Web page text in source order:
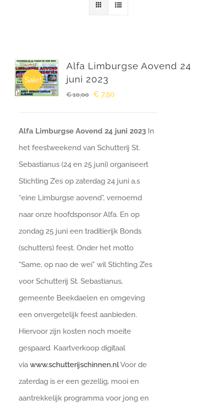
Sale!
Alfa Limburgse Aovend 24
juni 2023
€10,00
Oorspronkelijke
was:
€ 10,00.
€ 7,50Huidige
is:
€ 7,50.
Alfa Limburgse Aovend 24 juni 2023In
het feestweekend van Schutterij St.
Sebastianus (24 en 25 juni) organiseert
Stichting Z’es op zaterdag 24 juni a.s
“eine Limburgse aovend”, vernoemd
naar onze hoofdsponsor Alfa. En op
zondag 25 juni een traditierijk Bonds
(schutters) feest. Onder het motto
“Same, op nao de wei” wil Stichting Z’es
voor Schutterij St. Sebastianus,
gemeente Beekdaelen en omgeving
een onvergetelijk feest aanbieden.
Hiervoor zijn kosten noch moeite
gespaard. Kaartverkoop digitaal
viawww.schutterijschinnen.nlVoor de
zaterdag is er een gezellig, mooi en
aantrekkelijk programma voor jong en